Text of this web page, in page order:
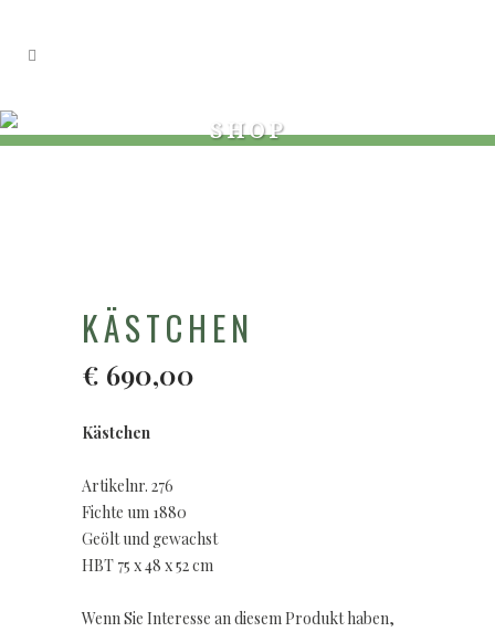
SHOP
KÄSTCHEN
€ 690,00
Kästchen
Artikelnr. 276
Fichte um 1880
Geölt und gewachst
HBT 75 x 48 x 52 cm
Wenn Sie Interesse an diesem Produkt haben,